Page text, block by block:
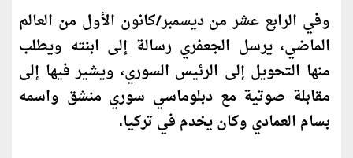
وفي الرابع عشر من ديسمبر/كانون الأول من العالم
الماضي، يرسل الجعفري رسالة إلى ابنته ويطلب
منها التحويل إلى الرئيس السوري، ويشير فيها إلى
مقابلة صوتية مع دبلوماسي سوري منشق واسمه
بسام العمادي وكانيخدم في تركيا.